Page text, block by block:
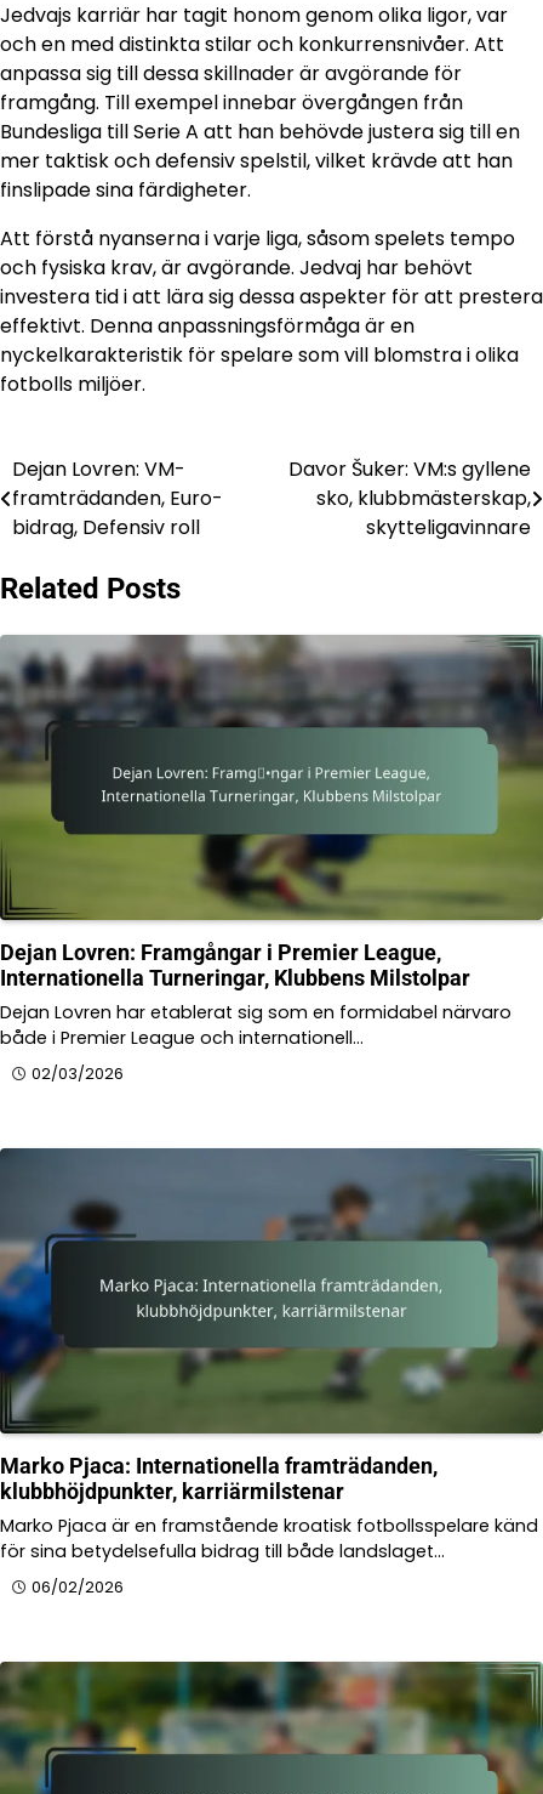
Jedvajs karriär har tagit honom genom olika ligor, var
och en med distinkta stilar och konkurrensnivåer. Att
anpassa sig till dessa skillnader är avgörande för
framgång. Till exempel innebar övergången från
Bundesliga till Serie A att han behövde justera sig till en
mer taktisk och defensiv spelstil, vilket krävde att han
finslipade sina färdigheter.
Att förstå nyanserna i varje liga, såsom spelets tempo
och fysiska krav, är avgörande. Jedvaj har behövt
investera tid i att lära sig dessa aspekter för att prestera
effektivt. Denna anpassningsförmåga är en
nyckelkarakteristik för spelare som vill blomstra i olika
fotbolls miljöer.
Post
navigation
Dejan Lovren: VM-
framträdanden, Euro-
bidrag, Defensiv roll
Davor Šuker: VM:s gyllene
sko, klubbmästerskap,
skytteligavinnare
Related Posts
Dejan Lovren: Framgångar i Premier League,
Internationella Turneringar, Klubbens Milstolpar
Dejan Lovren har etablerat sig som en formidabel närvaro
både i Premier League och internationell…
02/03/2026
Marko Pjaca: Internationella framträdanden,
klubbhöjdpunkter, karriärmilstenar
Marko Pjaca är en framstående kroatisk fotbollsspelare känd
för sina betydelsefulla bidrag till både landslaget…
06/02/2026